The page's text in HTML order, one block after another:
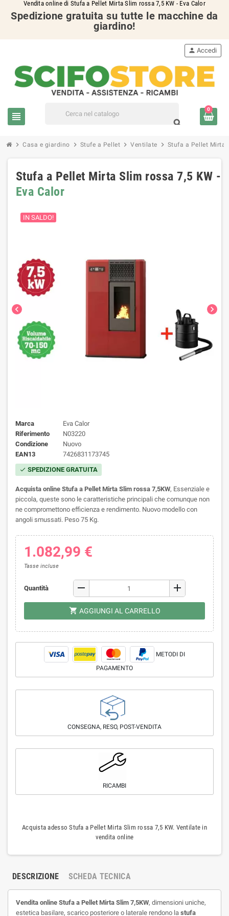
Vendita online di Stufa a Pellet Mirta Slim rossa 7,5 KW - Eva Calor
Spedizione gratuita su tutte le macchine da
giardino!
view_headline
search
person Accedi
0
chevron_right Casa e giardino chevron_right Stufe a Pellet chevron_right Ventilate chevron_right Stufa a Pellet Mirta
Stufa a Pellet Mirta Slim rossa 7,5 KW -
Eva Calor
chevron_left chevron_right
IN SALDO!
Marca
Eva Calor
Riferimento
N03220
Condizione
Nuovo
EAN13
7426831173745
check SPEDIZIONE GRATUITA
Acquista online Stufa a Pellet Mirta Slim rossa 7,5KW, Essenziale e
piccola, queste sono le caratteristiche principali che comunque non
ne compromettono efficienza e rendimento. Nuovo modello con
angoli smussati. Peso 75 Kg.
1.082,99 €
Tasse incluse
Quantità remove add
shopping_cart AGGIUNGI AL CARRELLO
METODI DI
PAGAMENTO
CONSEGNA, RESO, POST-VENDITA
RICAMBI
Acquista adesso Stufa a Pellet Mirta Slim rossa 7,5 KW. Ventilate in
vendita online
DESCRIZIONE SCHEDA TECNICA
Vendita online Stufa a Pellet Mirta Slim 7,5KW, dimensioni uniche,
estetica basilare, scarico posteriore o laterale rendono la stufa